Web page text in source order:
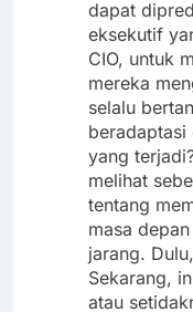
dapat
eksekutif
CIO, untuk
mereka
selalu
beradaptasi
yang
melihat
tentang
masa
jarang.
Sekarang,
atau